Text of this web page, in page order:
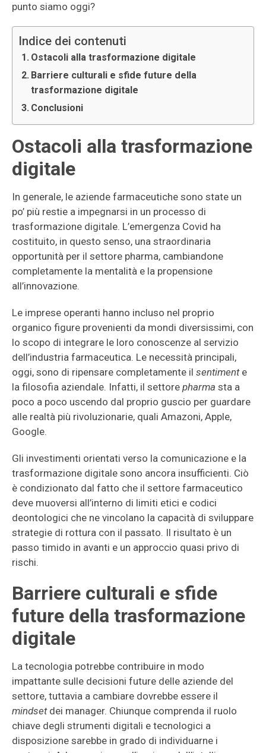
punto siamo oggi?
Indice dei contenuti
Ostacoli alla trasformazione digitale
Barriere culturali e sfide future della
trasformazione digitale
Conclusioni
Ostacoli alla trasformazione
digitale
In generale, le aziende farmaceutiche sono state un
po’ più restie a impegnarsi in un processo di
trasformazione digitale. L’emergenza Covid ha
costituito, in questo senso, una straordinaria
opportunità per il settore pharma, cambiandone
completamente la mentalità e la propensione
all’innovazione.
Le imprese operanti hanno incluso nel proprio
organico figure provenienti da mondi diversissimi, con
lo scopo di integrare le loro conoscenze al servizio
dell’industria farmaceutica. Le necessità principali,
oggi, sono di ripensare completamente il sentimente
la filosofia aziendale. Infatti, il settore pharma sta a
poco a poco uscendo dal proprio guscio per guardare
alle realtà più rivoluzionarie, quali Amazoni, Apple,
Google.
Gli investimenti orientati verso la comunicazione e la
trasformazione digitale sono ancora insufficienti. Ciò
è condizionato dal fatto che il settore farmaceutico
deve muoversi all’interno di limiti etici e codici
deontologici che ne vincolano la capacità di sviluppare
strategie di rottura con il passato. Il risultato è un
passo timido in avanti e un approccio quasi privo di
rischi.
Barriere culturali e sfide
future della trasformazione
digitale
La tecnologia potrebbe contribuire in modo
impattante sulle decisioni future delle aziende del
settore, tuttavia a cambiare dovrebbe essere il
mindsetdei manager. Chiunque comprenda il ruolo
chiave degli strumenti digitali e tecnologici a
disposizione sarebbe in grado di individuarne i